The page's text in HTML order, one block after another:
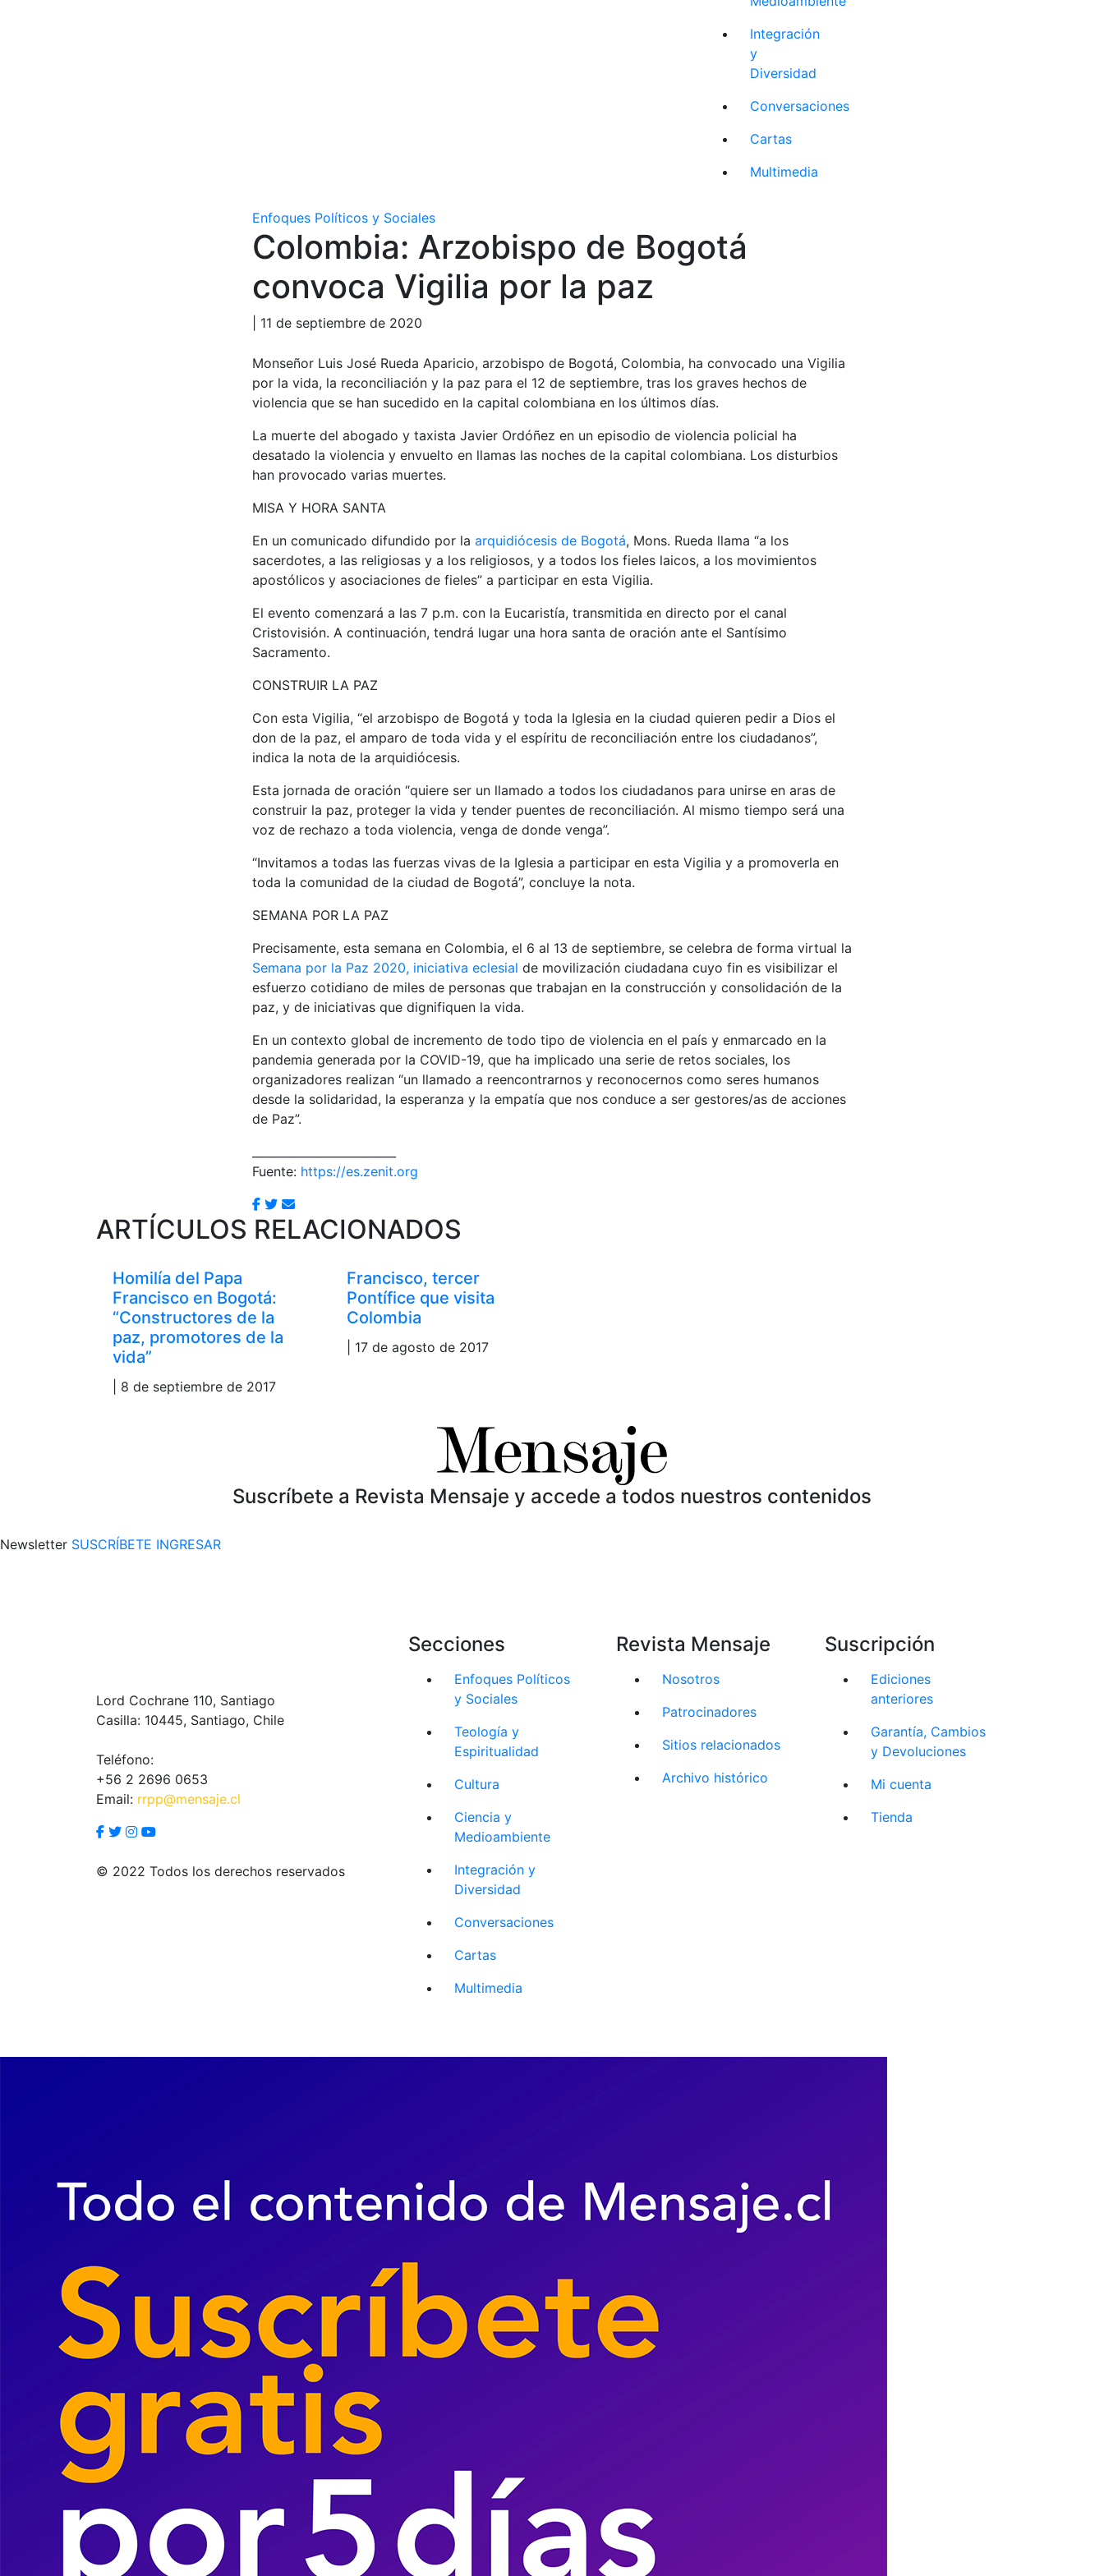
Integración
y
Diversidad
Conversaciones
Cartas
Multimedia
Enfoques Políticos y Sociales
Colombia: Arzobispo de Bogotá
convoca Vigilia por la paz
| 11 de septiembre de 2020
Monseñor Luis José Rueda Aparicio, arzobispo de Bogotá, Colombia, ha convocado una Vigilia
por la vida, la reconciliación y la paz para el 12 de septiembre, tras los graves hechos de
violencia que se han sucedido en la capital colombiana en los últimos días.
La muerte del abogado y taxista Javier Ordóñez en un episodio de violencia policial ha
desatado la violencia y envuelto en llamas las noches de la capital colombiana. Los disturbios
han provocado varias muertes.
MISA Y HORA SANTA
En un comunicado difundido por la arquidiócesis de Bogotá, Mons. Rueda llama “a los
sacerdotes, a las religiosas y a los religiosos, y a todos los fieles laicos, a los movimientos
apostólicos y asociaciones de fieles” a participar en esta Vigilia.
El evento comenzará a las 7 p.m. con la Eucaristía, transmitida en directo por el canal
Cristovisión. A continuación, tendrá lugar una hora santa de oración ante el Santísimo
Sacramento.
CONSTRUIR LA PAZ
Con esta Vigilia, “el arzobispo de Bogotá y toda la Iglesia en la ciudad quieren pedir a Dios el
don de la paz, el amparo de toda vida y el espíritu de reconciliación entre los ciudadanos”,
indica la nota de la arquidiócesis.
Esta jornada de oración “quiere ser un llamado a todos los ciudadanos para unirse en aras de
construir la paz, proteger la vida y tender puentes de reconciliación. Al mismo tiempo será una
voz de rechazo a toda violencia, venga de donde venga”.
“Invitamos a todas las fuerzas vivas de la Iglesia a participar en esta Vigilia y a promoverla en
toda la comunidad de la ciudad de Bogotá”, concluye la nota.
SEMANA POR LA PAZ
Precisamente, esta semana en Colombia, el 6 al 13 de septiembre, se celebra de forma virtual la
Semana por la Paz 2020, iniciativa eclesial de movilización ciudadana cuyo fin es visibilizar el
esfuerzo cotidiano de miles de personas que trabajan en la construcción y consolidación de la
paz, y de iniciativas que dignifiquen la vida.
En un contexto global de incremento de todo tipo de violencia en el país y enmarcado en la
pandemia generada por la COVID-19, que ha implicado una serie de retos sociales, los
organizadores realizan “un llamado a reencontrarnos y reconocernos como seres humanos
desde la solidaridad, la esperanza y la empatía que nos conduce a ser gestores/as de acciones
de Paz”.
Fuente: https://es.zenit.org
ARTÍCULOS RELACIONADOS
Homilía del Papa
Francisco en Bogotá:
“Constructores de la
paz, promotores de la
vida”
| 8 de septiembre de 2017
Francisco, tercer
Pontífice que visita
Colombia
| 17 de agosto de 2017
Suscríbete a Revista Mensaje y accede a todos nuestros contenidos
Newsletter SUSCRÍBETE INGRESAR
Lord Cochrane 110, Santiago
Casilla: 10445, Santiago, Chile
Teléfono:
+56 2 2696 0653
Email: rrpp@mensaje.cl
© 2022 Todos los derechos reservados
Secciones
Enfoques Políticos
y Sociales
Teología y
Espiritualidad
Cultura
Ciencia y
Medioambiente
Integración y
Diversidad
Conversaciones
Cartas
Multimedia
Revista Mensaje
Nosotros
Patrocinadores
Sitios relacionados
Archivo histórico
Suscripción
Ediciones
anteriores
Garantía, Cambios
y Devoluciones
Mi cuenta
Tienda